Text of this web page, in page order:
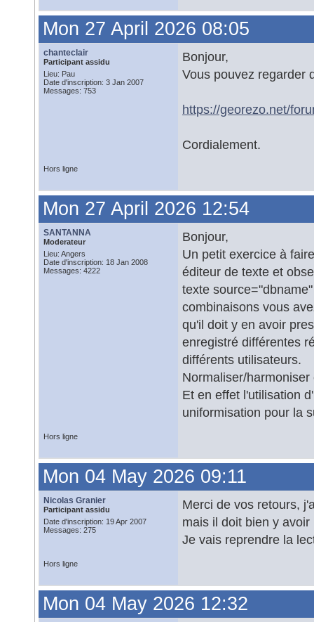
Mon 27 April 2026 08:05
chanteclair
Participant assidu
Lieu: Pau
Date d'inscription: 3 Jan 2007
Messages: 753
Bonjour,
Vous pouvez regarder
https://georezo.net/
Cordialement.
Hors ligne
Mon 27 April 2026 12:54
SANTANNA
Moderateur
Lieu: Angers
Date d'inscription: 18 Jan 2008
Messages: 4222
Bonjour,
Un petit exercice à
éditeur de texte et
texte
combinaisons vous
qu'il doit y en avoir
enregistré différentes
différents utilisateurs.
Normaliser/
Et en effet l'utilisation
uniformisation pour la
Hors ligne
Mon 04 May 2026 09:11
Nicolas Granier
Participant assidu
Date d'inscription: 19 Apr 2007
Messages: 275
Merci de vos retours,
mais il doit bien y
Je vais reprendre la
Hors ligne
Mon 04 May 2026 12:32